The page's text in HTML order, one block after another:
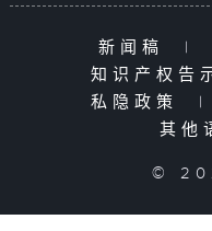
新闻稿 |
知识产权告
私隐政策
|
其他
©